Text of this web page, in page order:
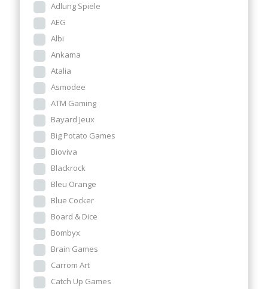
Adlung Spiele
AEG
Albi
Ankama
Atalia
Asmodee
ATM Gaming
Bayard Jeux
Big Potato Games
Bioviva
Blackrock
Bleu Orange
Blue Cocker
Board & Dice
Bombyx
Brain Games
Carrom Art
Catch Up Games